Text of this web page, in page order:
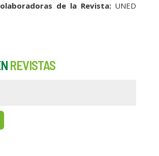
de la Revista:UNED
REVISTAS